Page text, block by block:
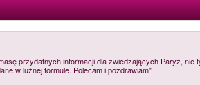
przydatnych informacji dla zwiedzających Paryż,
w luźnej formule. Polecam i pozdrawiam"